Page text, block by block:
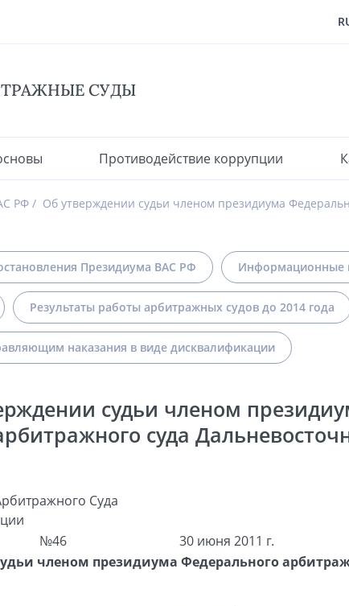
СУДЫ
Противодействие коррупции
РФ Об утверждении судьи членом президиума
Президиума ВАС РФ Информационные
Результаты работы арбитражных судов до 2014 года
наказания в виде дисквалификации
судьи членом
суда
Суда
№46
30 июня 2011 г.
членом президиума Федерального